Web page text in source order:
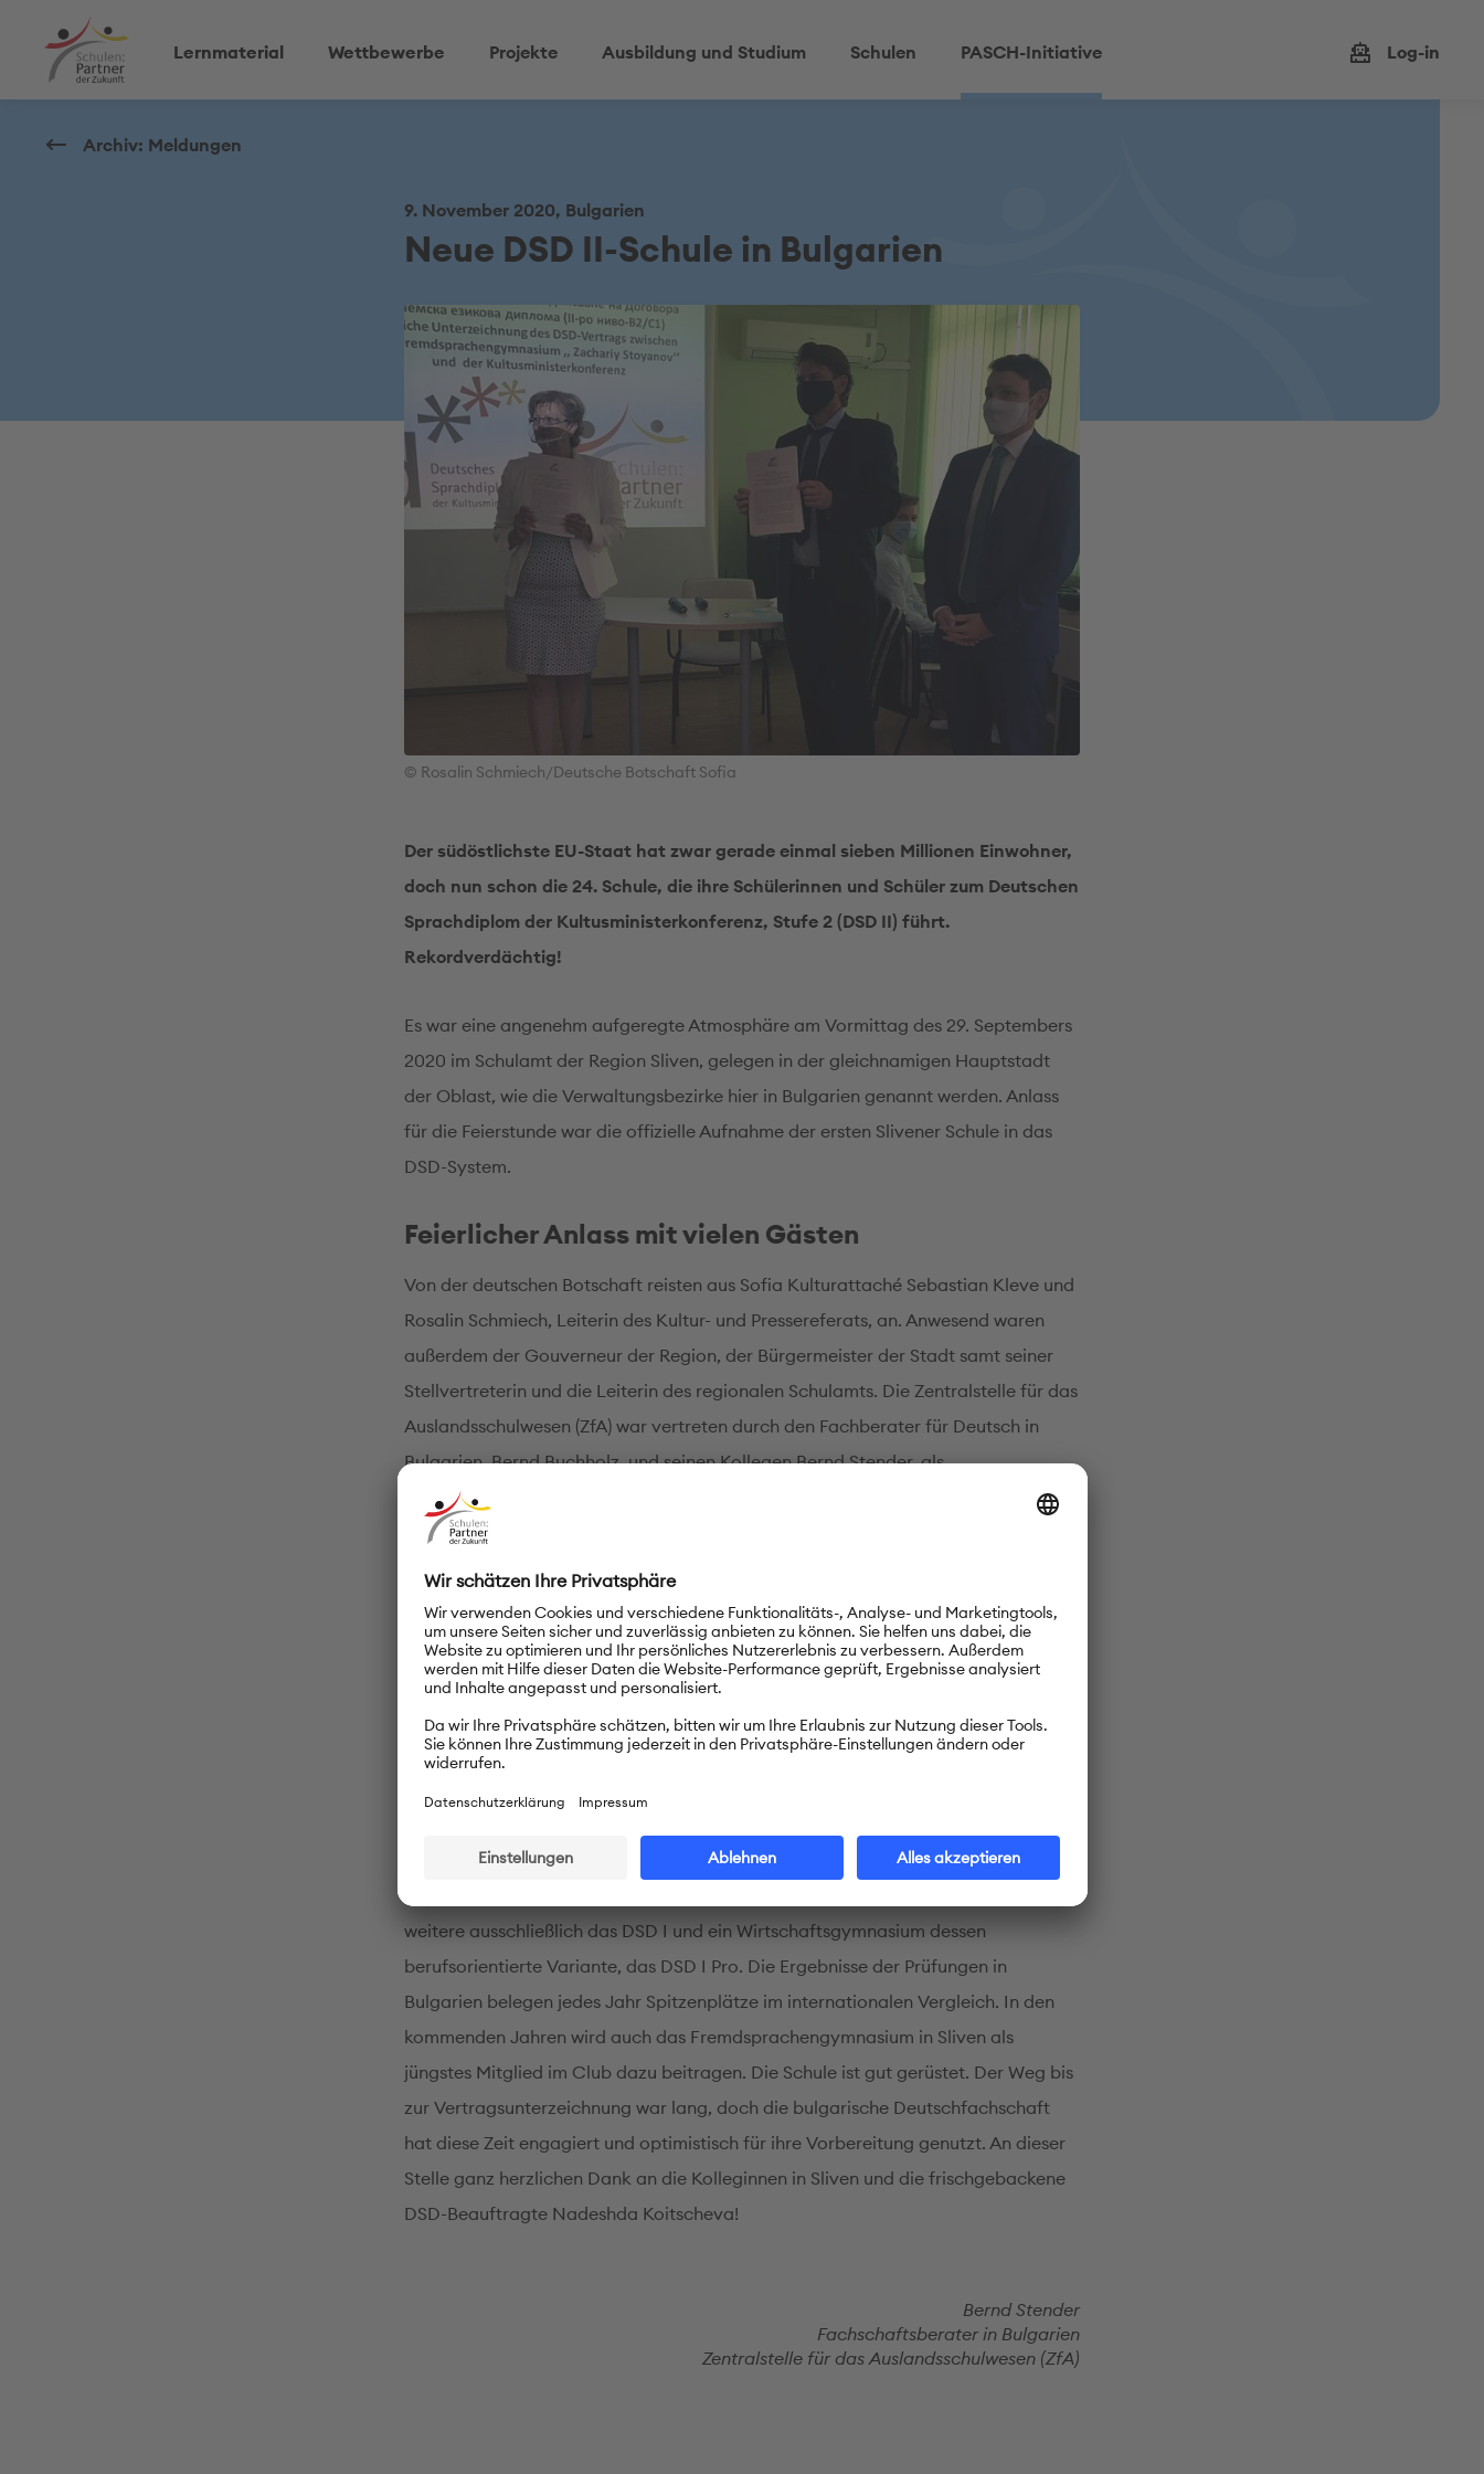
Lernmaterial Wettbewerbe Projekte Ausbildung und Studium Schulen PASCH-Initiative Log-in
Archiv: Meldungen
9. November 2020, Bulgarien
Neue DSD II-Schule in Bulgarien
© Rosalin Schmiech/Deutsche Botschaft Sofia
Der südöstlichste EU-Staat hat zwar gerade einmal sieben Millionen Einwohner,
doch nun schon die 24. Schule, die ihre Schülerinnen und Schüler zum Deutschen
Sprachdiplom der Kultusministerkonferenz, Stufe 2 (DSD II) führt.
Rekordverdächtig!
Es war eine angenehm aufgeregte Atmosphäre am Vormittag des 29. Septembers
2020 im Schulamt der Region Sliven, gelegen in der gleichnamigen Hauptstadt
der Oblast, wie die Verwaltungsbezirke hier in Bulgarien genannt werden. Anlass
für die Feierstunde war die offizielle Aufnahme der ersten Slivener Schule in das
DSD-System.
Feierlicher Anlass mit vielen Gästen
Von der deutschen Botschaft reisten aus Sofia Kulturattaché Sebastian Kleve und
Rosalin Schmiech, Leiterin des Kultur- und Pressereferats, an. Anwesend waren
außerdem der Gouverneur der Region, der Bürgermeister der Stadt samt seiner
Stellvertreterin und die Leiterin des regionalen Schulamts. Die Zentralstelle für das
Auslandsschulwesen (ZfA) war vertreten durch den Fachberater für Deutsch in
Bulgarien, Bernd Buchholz, und seinen Kollegen Bernd Stender, als
Fachschaftsberater zuständig für die Betreuung der DSD-Schulen in
Südostbulgarien. Interessierte Schülerinnen und Schüler, Lehrkräfte und Eltern
verfolgten das Geschehen live im Saal - natürlich mit Abstand und Maske.
Die wichtigste Person im Raum an diesem Tag war jedoch Efrosina Kisiova: Die
Schulleiterin des Zachariy-Stoyanov-Fremdsprachengymnasiums unterzeichnete
der ihre Schule zu einer DSD-Schule macht. Bereits im November 2021 werden die
Das DSD in Bulgarien: eine Erfolgsgeschichte
weitere ausschließlich das DSD I und ein Wirtschaftsgymnasium dessen
berufsorientierte Variante, das DSD I Pro. Die Ergebnisse der Prüfungen in
Bulgarien belegen jedes Jahr Spitzenplätze im internationalen Vergleich. In den
kommenden Jahren wird auch das Fremdsprachengymnasium in Sliven als
jüngstes Mitglied im Club dazu beitragen. Die Schule ist gut gerüstet. Der Weg bis
zur Vertragsunterzeichnung war lang, doch die bulgarische Deutschfachschaft
hat diese Zeit engagiert und optimistisch für ihre Vorbereitung genutzt. An dieser
Stelle ganz herzlichen Dank an die Kolleginnen in Sliven und die frischgebackene
DSD-Beauftragte Nadeshda Koitscheva!
Bernd Stender
Fachschaftsberater in Bulgarien
Zentralstelle für das Auslandsschulwesen (ZfA)